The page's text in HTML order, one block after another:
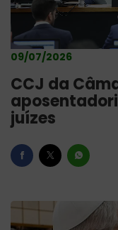
09/07/2026
CCJ da
juízes